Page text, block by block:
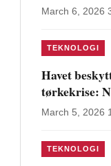
March 6, 2026
TEKNOLOGI
Havet
tørkekrise:
March 5, 2026
TEKNOLOGI